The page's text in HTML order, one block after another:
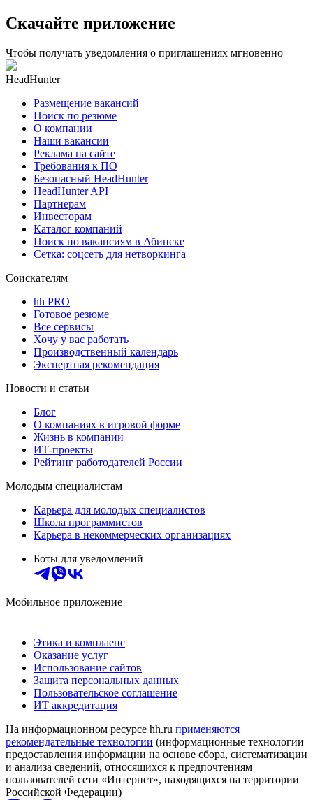
Скачайте приложение
Чтобы получать уведомления о приглашениях мгновенно
HeadHunter
Размещение вакансий
Поиск по резюме
О компании
Наши вакансии
Реклама на сайте
Требования к ПО
Безопасный HeadHunter
HeadHunter API
Партнерам
Инвесторам
Каталог компаний
Поиск по вакансиям в Абинске
Сетка: соцсеть для нетворкинга
Соискателям
hh PRO
Готовое резюме
Все сервисы
Хочу у вас работать
Производственный календарь
Экспертная рекомендация
Новости и статьи
Блог
О компаниях в игровой форме
Жизнь в компании
ИТ-проекты
Рейтинг работодателей России
Молодым специалистам
Карьера для молодых специалистов
Школа программистов
Карьера в некоммерческих организациях
Боты для уведомлений
Мобильное приложение
Этика и комплаенс
Оказание услуг
Использование сайтов
Защита персональных данных
Пользовательское соглашение
ИТ аккредитация
На информационном ресурсе hh.ru применяются
рекомендательные технологии (информационные технологии
предоставления информации на основе сбора, систематизации
и анализа сведений, относящихся к предпочтениям
пользователей сети «Интернет», находящихся на территории
Российской Федерации)